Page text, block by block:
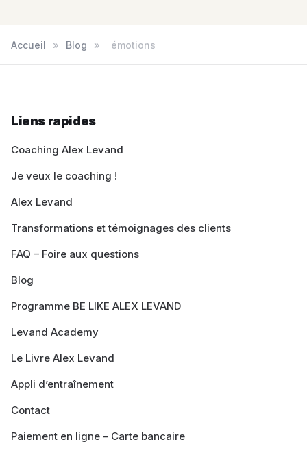
Accueil » Blog » émotions
Liens rapides
Coaching Alex Levand
Je veux le coaching !
Alex Levand
Transformations et témoignages des clients
FAQ – Foire aux questions
Blog
Programme BE LIKE ALEX LEVAND
Levand Academy
Le Livre Alex Levand
Appli d’entraînement
Contact
Paiement en ligne – Carte bancaire